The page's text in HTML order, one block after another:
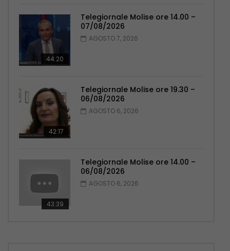
44:20
Telegiornale Molise ore 14.00 –
07/08/2026
AGOSTO 7, 2026
42:17
Telegiornale Molise ore 19.30 –
06/08/2026
AGOSTO 6, 2026
43:39
Telegiornale Molise ore 14.00 –
06/08/2026
AGOSTO 6, 2026